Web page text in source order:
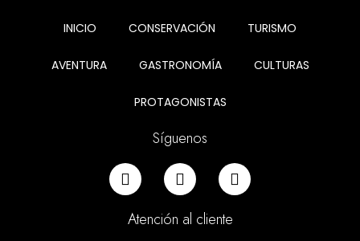
INICIO CONSERVACIÓN TURISMO
AVENTURA GASTRONOMÍA CULTURAS
PROTAGONISTAS
Síguenos
Atención al cliente